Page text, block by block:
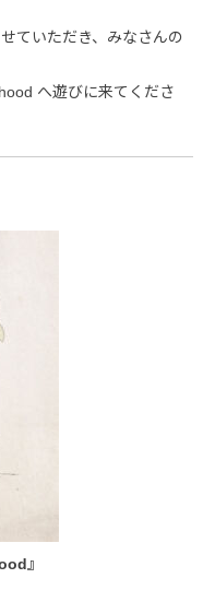
ていただき、みなさんの
へ遊びに来てくださ
』